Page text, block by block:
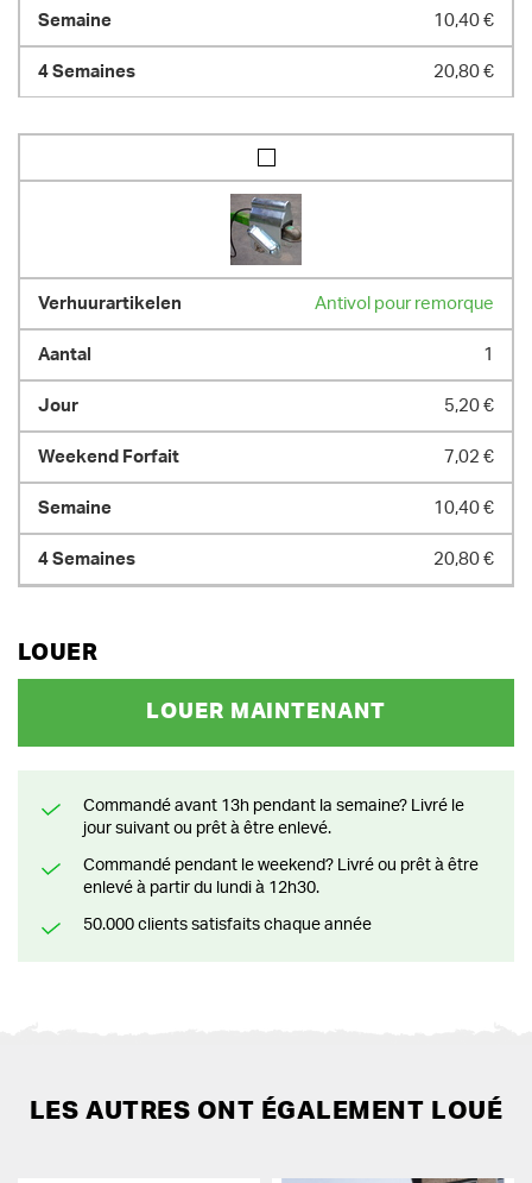
10,40 €
20,80 €
Antivol pour remorque
1
5,20 €
7,02 €
10,40 €
20,80 €
LOUER
LOUER MAINTENANT
Commandé avant 13h pendant la semaine? Livré le
jour suivant ou prêt à être enlevé.
Commandé pendant le weekend? Livré ou prêt à être
enlevé à partir du lundi à 12h30.
50.000 clients satisfaits chaque année
LES AUTRES ONT ÉGALEMENT LOUÉ